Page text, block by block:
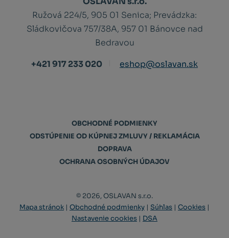
Ružová 224/5, 905 01 Senica; Prevádzka:
Sládkovičova 757/38A, 957 01 Bánovce nad
Bedravou
+421 917 233 020
eshop@oslavan.sk
OBCHODNÉ PODMIENKY
ODSTÚPENIE OD KÚPNEJ ZMLUVY / REKLAMÁCIA
DOPRAVA
OCHRANA OSOBNÝCH ÚDAJOV
© 2026, OSLAVAN s.r.o.
Mapa stránok | Obchodné podmienky | Súhlas | Cookies |
Nastavenie cookies | DSA